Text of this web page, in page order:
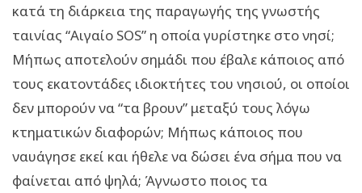
κατά τη διάρκεια της παραγωγής της γνωστής
ταινίας “Αιγαίο SOS” η οποία γυρίστηκε στο νησί;
Μήπως αποτελούν σημάδι που έβαλε κάποιος από
τους εκατοντάδες ιδιοκτήτες του νησιού, οι οποίοι
δεν μπορούν να “τα βρουν” μεταξύ τους λόγω
κτηματικών διαφορών; Μήπως κάποιος που
ναυάγησε εκεί και ήθελε να δώσει ένα σήμα που να
φαίνεται από ψηλά; Άγνωστο ποιος τα